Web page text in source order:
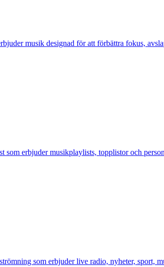
musik designad för att förbättra fokus,
som erbjuder musikplaylists, topplistor och
som erbjuder live radio, nyheter, sport,